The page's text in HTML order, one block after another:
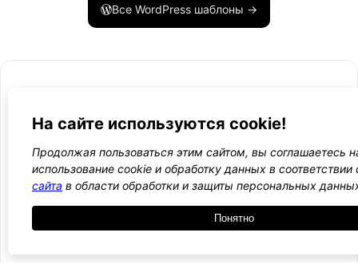
Все WordPress шаблоны →
WordPress лаборатория
Ещё один сайт на WordPress 💛
2021 — 2026 - Обратная связь
-
Оплата
и
-
На сайте используются cookie!
Продолжая пользоваться этим сайтом, вы соглашаетесь
использование cookie и обработку данных в соответствии
сайта в области обработки и защиты персональных
Понятно